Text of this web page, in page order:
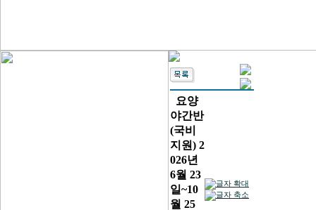
요양
야간반
(국비
지원) 2
026년
6월 23
일~10
월 25